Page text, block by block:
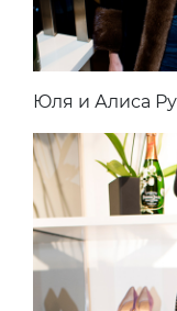
Юля и Алиса